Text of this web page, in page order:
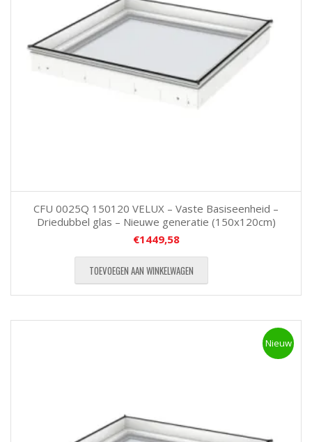
CFU 0025Q 150120 VELUX – Vaste Basiseenheid –
Driedubbel glas – Nieuwe generatie (150x120cm)
€1449,58
TOEVOEGEN AAN WINKELWAGEN
Nieuw